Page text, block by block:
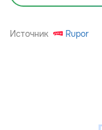
Источник Rupor